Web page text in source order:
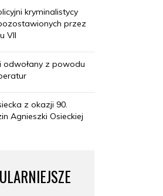
kryminalistycy
przez
VII
odwołany z powodu
z okazji 90.
Agnieszki Osieckiej